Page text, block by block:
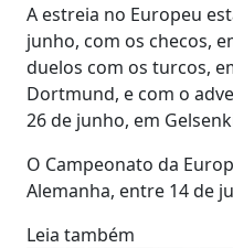
A estreia no Europeu
junho, com os checos,
duelos com os turcos,
Dortmund, e com o
26 de junho, em
O Campeonato da
Alemanha, entre 14 de
Leia também